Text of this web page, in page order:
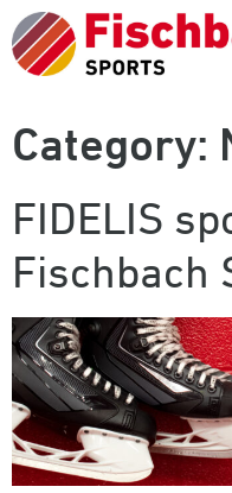
Category:
FIDELIS
Fischbach